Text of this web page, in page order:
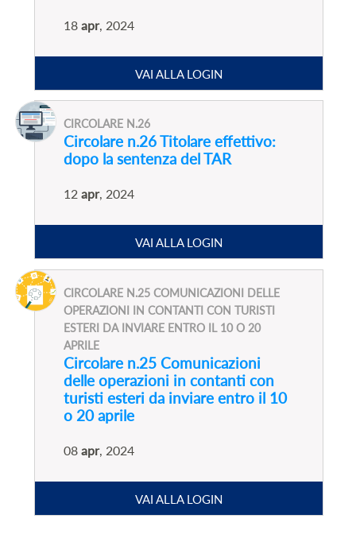
18 apr, 2024
VAI ALLA LOGIN
CIRCOLARE N.26
Circolare n.26 Titolare effettivo:
dopo la sentenza del TAR
12 apr, 2024
VAI ALLA LOGIN
CIRCOLARE N.25 COMUNICAZIONI DELLE
OPERAZIONI IN CONTANTI CON TURISTI
ESTERI DA INVIARE ENTRO IL 10 O 20
APRILE
Circolare n.25 Comunicazioni
delle operazioni in contanti con
turisti esteri da inviare entro il 10
o 20 aprile
08 apr, 2024
VAI ALLA LOGIN